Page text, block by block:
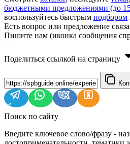
бюджетными предложениями (до
воспользуйтесь быстрым подбором
Есть вопрос или предложение
Пишите нам (иконка сообщения
Поделиться ссылкой на страницу
Поиск по сайту
Введите ключевое слово/фразу -